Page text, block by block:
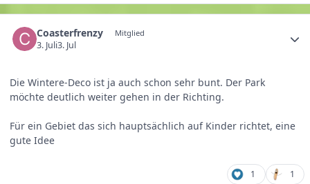
Coasterfrenzy Mitglied
3. Juli3. Jul
Die Wintere-Deco ist ja auch schon sehr bunt. Der Park
möchte deutlich weiter gehen in der Richting.
Für ein Gebiet das sich hauptsächlich auf Kinder richtet, eine
gute Idee
1 1